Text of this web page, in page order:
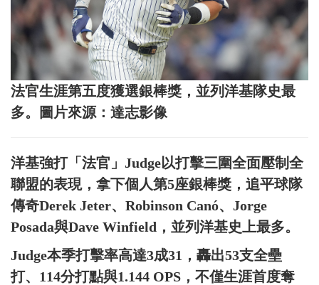
法官生涯第五度獲選銀棒獎，並列洋基隊史最
多。圖片來源：達志影像
洋基強打「法官」Judge以打擊三圍全面壓制全
聯盟的表現，拿下個人第5座銀棒獎，追平球隊
傳奇Derek Jeter、Robinson Canó、Jorge
Posada與Dave Winfield，並列洋基史上最多。
Judge本季打擊率高達3成31，轟出53支全壘
打、114分打點與1.144 OPS，不僅生涯首度奪